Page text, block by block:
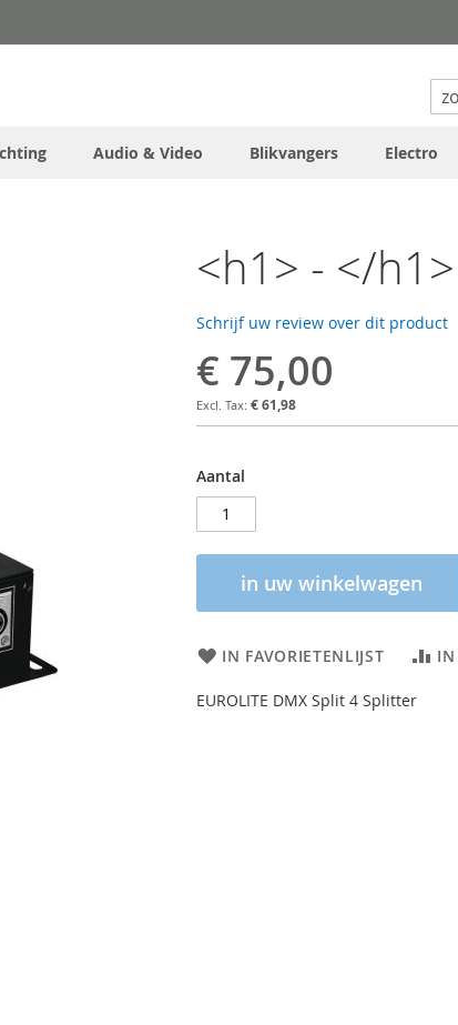
Audio & Video Blikvangers Electro
<h1> - </h1>
Schrijf uw review over dit product
€ 75,00
€ 61,98
Aantal
in uw winkelwagen
IN FAVORIETENLIJST IN
EUROLITE DMX Split 4 Splitter